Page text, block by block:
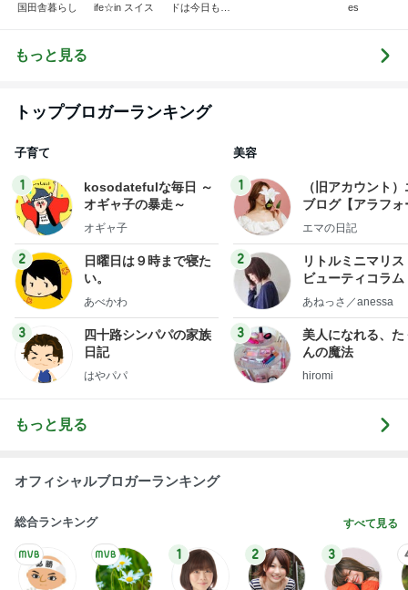
国田舎暮らし
ife☆in スイス
ドは今日も曇
es
もっと見る
トップブロガーランキング
子育て
1
kosodatefulな毎日 ～
オギャ子の暴走～
オギャ子
2
日曜日は９時まで寝た
い。
あべかわ
3
四十路シンパパの家族
日記
はやパパ
美容
1
（旧アカウント
ブログ【アラフォ
社売却セカンドラ
エマの日記
2
リトルミニマリス
ビューティコラ
little
あねっさ／anessa
3
美人になれる、た
んの魔法
hiromi
もっと見る
オフィシャルブロガーランキング
総合ランキング すべて見る
1 2 3